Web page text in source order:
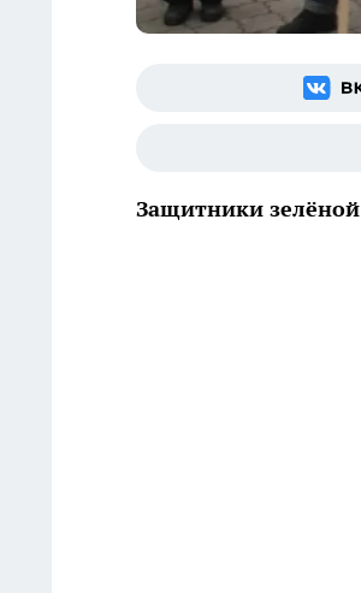
Защитники